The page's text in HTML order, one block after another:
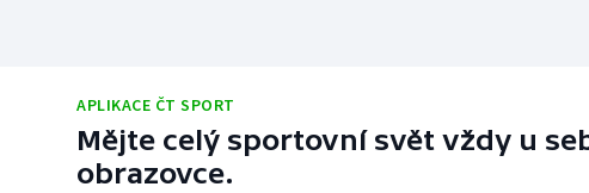
APLIKACE ČT SPORT
Mějte celý sportovní svět vždy u
obrazovce.